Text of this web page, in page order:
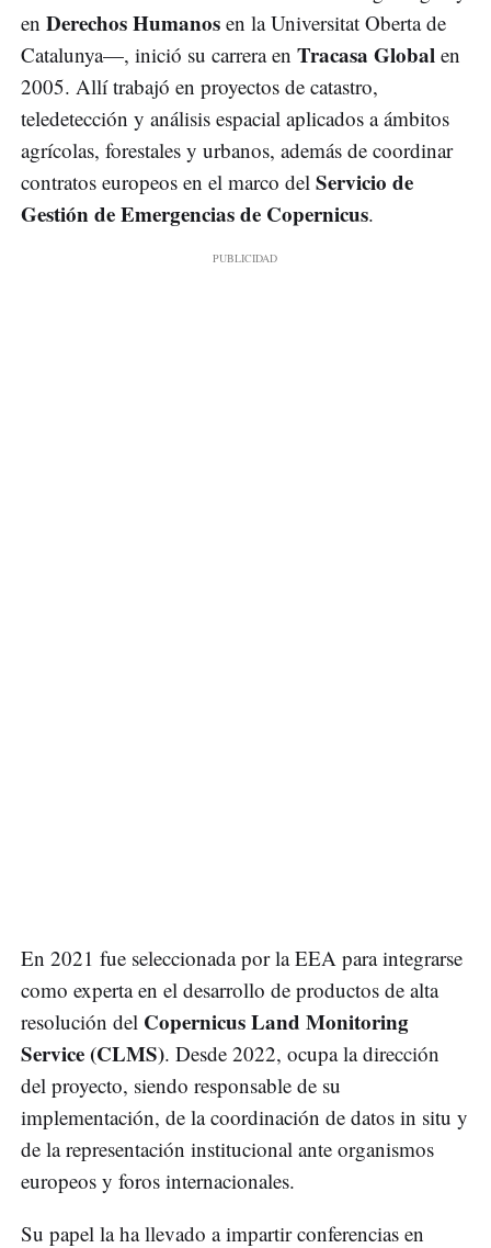
en Derechos Humanos en la Universitat Oberta de
Catalunya—, inició su carrera en Tracasa Global en
2005. Allí trabajó en proyectos de catastro,
teledetección y análisis espacial aplicados a ámbitos
agrícolas, forestales y urbanos, además de coordinar
contratos europeos en el marco del Servicio de
Gestión de Emergencias de Copernicus.
En 2021 fue seleccionada por la EEA para integrarse
como experta en el desarrollo de productos de alta
resolución del Copernicus Land Monitoring
Service (CLMS). Desde 2022, ocupa la dirección
del proyecto, siendo responsable de su
implementación, de la coordinación de datos in situ y
de la representación institucional ante organismos
europeos y foros internacionales.
Su papel la ha llevado a impartir conferencias en